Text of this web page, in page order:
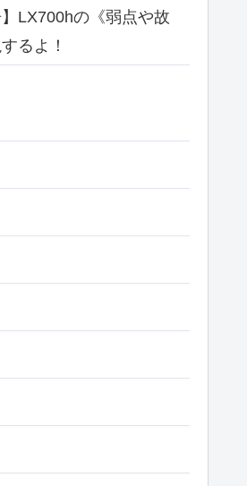
】LX700hの《弱点や故
るよ！